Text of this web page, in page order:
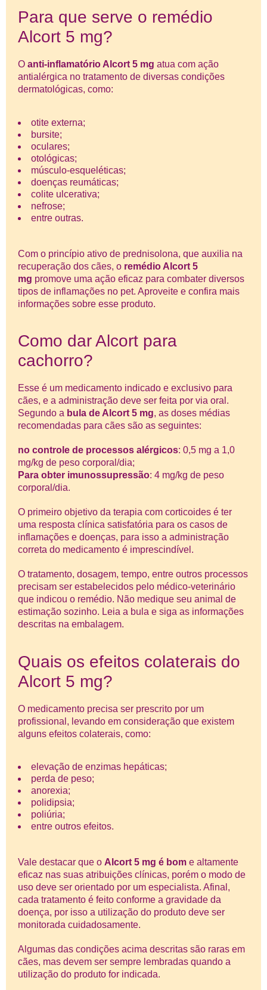
Para que serve o remédio
Alcort 5 mg?
O anti-inflamatório Alcort 5 mg atua com ação
antialérgica no tratamento de diversas condições
dermatológicas, como:
otite externa;
bursite;
oculares;
otológicas;
músculo-esqueléticas;
doenças reumáticas;
colite ulcerativa;
nefrose;
entre outras.
Com o princípio ativo de prednisolona, que auxilia na
recuperação dos cães, o remédio Alcort 5
mg promove uma ação eficaz para combater diversos
tipos de inflamações no pet. Aproveite e confira mais
informações sobre esse produto.
Como dar Alcort para
cachorro?
Esse é um medicamento indicado e exclusivo para
cães, e a administração deve ser feita por via oral.
Segundo a bula de Alcort 5 mg, as doses médias
recomendadas para cães são as seguintes:
no controle de processos alérgicos: 0,5 mg a 1,0
mg/kg de peso corporal/dia;
Para obter imunossupressão: 4 mg/kg de peso
corporal/dia.
O primeiro objetivo da terapia com corticoides é ter
uma resposta clínica satisfatória para os casos de
inflamações e doenças, para isso a administração
correta do medicamento é imprescindível.
O tratamento, dosagem, tempo, entre outros processos
precisam ser estabelecidos pelo médico-veterinário
que indicou o remédio. Não medique seu animal de
estimação sozinho. Leia a bula e siga as informações
descritas na embalagem.
Quais os efeitos colaterais do
Alcort 5 mg?
O medicamento precisa ser prescrito por um
profissional, levando em consideração que existem
alguns efeitos colaterais, como:
elevação de enzimas hepáticas;
perda de peso;
anorexia;
polidipsia;
poliúria;
entre outros efeitos.
Vale destacar que o Alcort 5 mg é bom e altamente
eficaz nas suas atribuições clínicas, porém o modo de
uso deve ser orientado por um especialista. Afinal,
cada tratamento é feito conforme a gravidade da
doença, por isso a utilização do produto deve ser
monitorada cuidadosamente.
Algumas das condições acima descritas são raras em
cães, mas devem ser sempre lembradas quando a
utilização do produto for indicada.